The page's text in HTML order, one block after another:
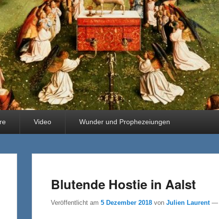
Video Wunder und Prophezeiungen
Blutende Hostie in Aalst
Veröffentlicht am 5 Dezember 2018 von Julien Laurent —